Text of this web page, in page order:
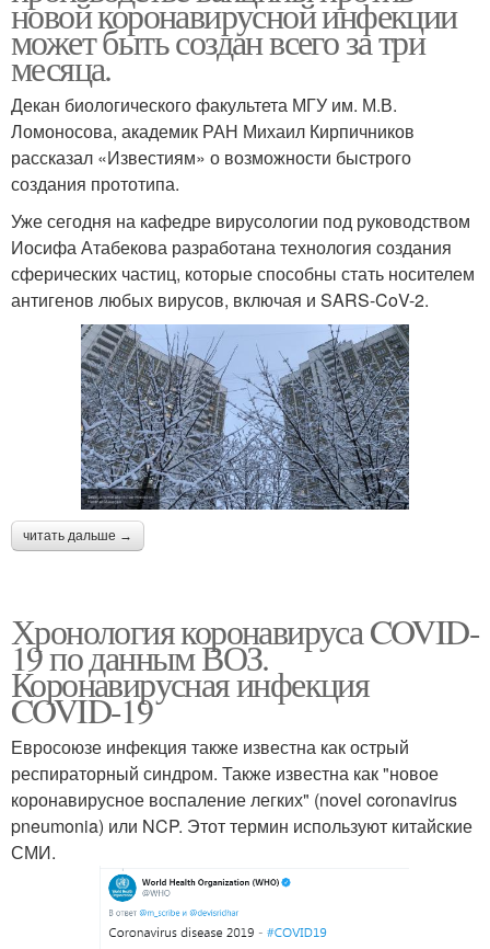
новой коронавирусной инфекции
может быть создан всего за три
месяца.
Декан биологического факультета МГУ им. М.В.
Ломоносова, академик РАН Михаил Кирпичников
рассказал «Известиям» о возможности быстрого
создания прототипа.
Уже сегодня на кафедре вирусологии под руководством
Иосифа Атабекова разработана технология создания
сферических частиц, которые способны стать носителем
антигенов любых вирусов, включая и SARS-CoV-2.
читать дальше →
Хронология коронавируса COVID-
19 по данным ВОЗ.
Коронавирусная инфекция
COVID-19
Евросоюзе инфекция также известна как острый
респираторный синдром. Также известна как "новое
коронавирусное воспаление легких" (novel coronavirus
pneumonia) или NCP. Этот термин используют китайские
СМИ.